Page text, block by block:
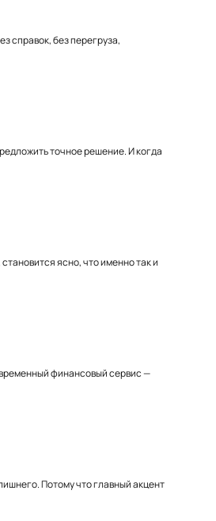
справок, без перегруза,
точное решение. И когда
ясно, что именно так и
финансовый сервис —
Потому что главный акцент